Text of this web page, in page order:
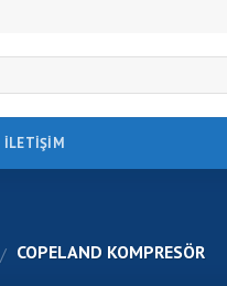
İLETIŞIM
/ COPELAND KOMPRESÖR